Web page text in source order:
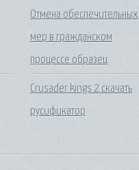
Отмена обеспечительных
мер в гражданском
процессе образец
Crusader kings 2 скачать
русификатор